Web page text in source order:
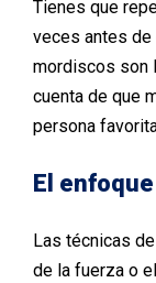
Tienes que
veces antes de
mordiscos son
cuenta de que
persona
El
Las técnicas
de la fuerza o